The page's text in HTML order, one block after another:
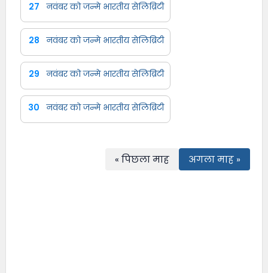
27 नवंबर को जन्मे भारतीय सेलिब्रिटी
28 नवंबर को जन्मे भारतीय सेलिब्रिटी
29 नवंबर को जन्मे भारतीय सेलिब्रिटी
30 नवंबर को जन्मे भारतीय सेलिब्रिटी
« पिछला माह अगला माह »